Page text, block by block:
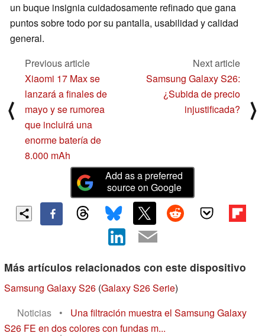
un buque insignia cuidadosamente refinado que gana
puntos sobre todo por su pantalla, usabilidad y calidad
general.
⟨
Previous article
Xiaomi 17 Max se
lanzará a finales de
mayo y se rumorea
que incluirá una
enorme batería de
8.000 mAh
Next article
Samsung Galaxy S26:
¿Subida de precio
injustificada?
⟩
Add as a preferred
source on Google
Más artículos relacionados con este dispositivo
Samsung Galaxy S26 (Galaxy S26 Serie)
Noticias
•
Una filtración muestra el Samsung Galaxy
S26 FE en dos colores con fundas m...